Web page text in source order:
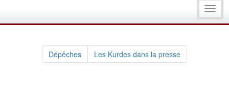
Dépêches Les Kurdes dans la presse